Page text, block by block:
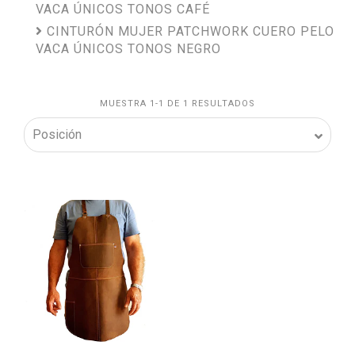
VACA ÚNICOS TONOS CAFÉ
CINTURÓN MUJER PATCHWORK CUERO PELO
VACA ÚNICOS TONOS NEGRO
MUESTRA 1-1 DE 1 RESULTADOS